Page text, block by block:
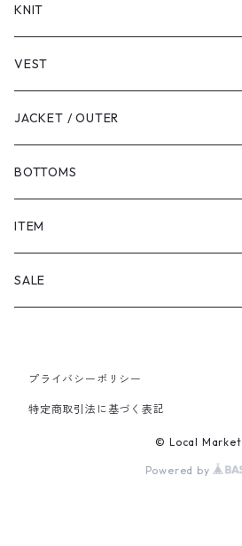
LONG SLEEVE
KNIT
VEST
JACKET / OUTER
BOTTOMS
SHORTS
PANTS
ITEM
SALE
PANTS
プライバシーポリシー
特定商取引法に基づく表記
© Local Market
Powered by